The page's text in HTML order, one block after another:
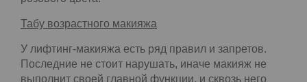
делать это нужно очень умеренно.
Шаг седьмой. Щеки
Румяна освежают возрастное лицо. Их
необходимо наносить в область «морозных